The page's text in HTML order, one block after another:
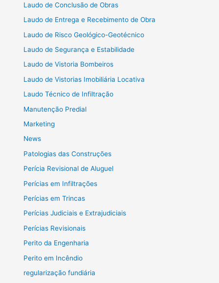
Laudo de Conclusão de Obras
Laudo de Entrega e Recebimento de Obra
Laudo de Risco Geológico-Geotécnico
Laudo de Segurança e Estabilidade
Laudo de Vistoria Bombeiros
Laudo de Vistorias Imobiliária Locativa
Laudo Técnico de Infiltração
Manutenção Predial
Marketing
News
Patologias das Construções
Perícia Revisional de Aluguel
Perícias em Infiltrações
Perícias em Trincas
Perícias Judiciais e Extrajudiciais
Perícias Revisionais
Perito da Engenharia
Perito em Incêndio
regularização fundiária